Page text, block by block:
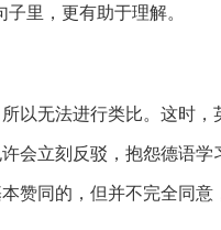
里，更有助于理解。
以无法进行类比。这时
会立刻反驳，抱怨德语
赞同的，但并不完全同意